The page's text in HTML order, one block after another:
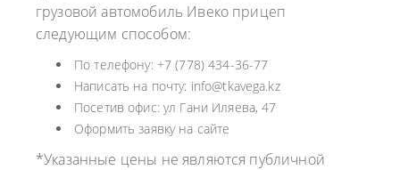
грузовой автомобиль Ивеко прицеп
следующим способом:
По телефону: +7 (778) 434-36-77
Написать на почту: info@tkavega.kz
Посетив офис: ул Гани Иляева, 47
Оформить заявку на сайте
*Указанные цены не являются публичной